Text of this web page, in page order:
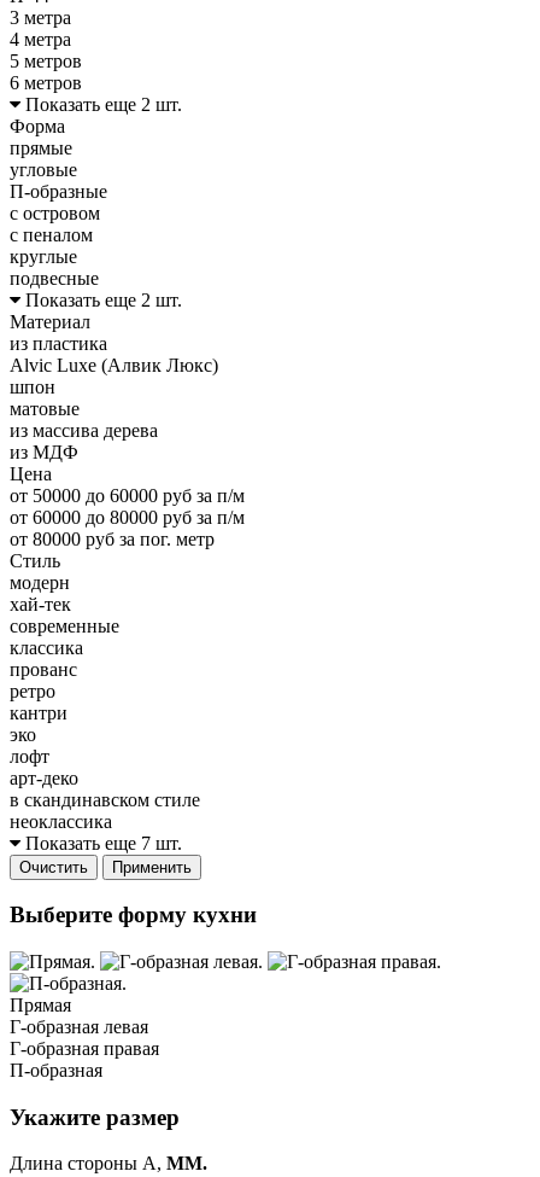
3 метра
4 метра
5 метров
6 метров
Показать еще 2 шт.
Форма
прямые
угловые
П-образные
с островом
с пеналом
круглые
подвесные
Показать еще 2 шт.
Материал
из пластика
Alvic Luxe (Алвик Люкс)
шпон
матовые
из массива дерева
из МДФ
Цена
от 50000 до 60000 руб за п/м
от 60000 до 80000 руб за п/м
от 80000 руб за пог. метр
Стиль
модерн
хай-тек
современные
классика
прованс
ретро
кантри
эко
лофт
арт-деко
в скандинавском стиле
неоклассика
Показать еще 7 шт.
Очистить Применить
Выберите форму кухни
Прямая
Г-образная левая
Г-образная правая
П-образная
Укажите размер
Длина стороны A, ММ.